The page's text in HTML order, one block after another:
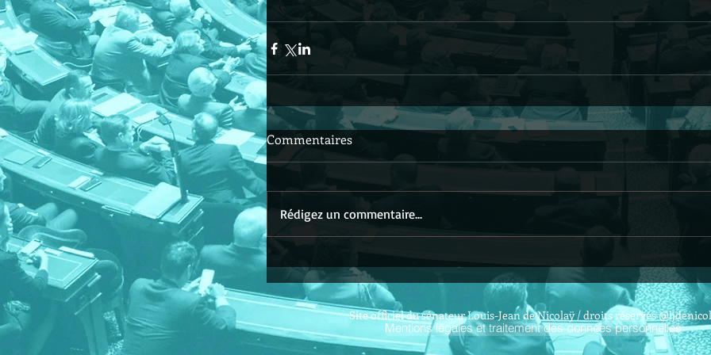
Commentaires
Rédigez un commentaire...
Site officiel du sénateur Louis-Jean de Nicolaÿ / droits réservés
Mentions légales et traitement des données personnelles